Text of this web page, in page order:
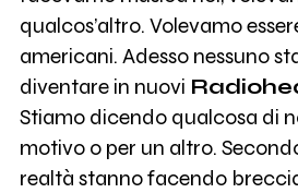
qualcos’altro. Volevamo
americani. Adesso nessuno
diventare in nuovi
Stiamo dicendo qualcosa di
motivo o per un altro.
realtà stanno facendo